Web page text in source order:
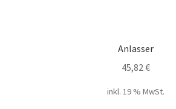
Anlasser
45,82 €
inkl. 19 % MwSt.